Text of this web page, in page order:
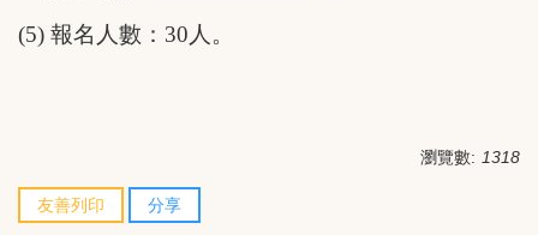
(5) 報名人數： 30 人。
瀏覽數: 1318
友善列印 分享